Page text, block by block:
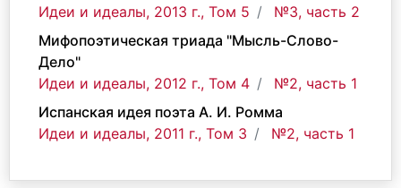
Идеи и идеалы, 2013 г., Том 5
№3, часть 2
Мифопоэтическая триада "Мысль-Слово-
Дело"
Идеи и идеалы, 2012 г., Том 4
№2, часть 1
Испанская идея поэта А. И. Ромма
Идеи и идеалы, 2011 г., Том 3
№2, часть 1